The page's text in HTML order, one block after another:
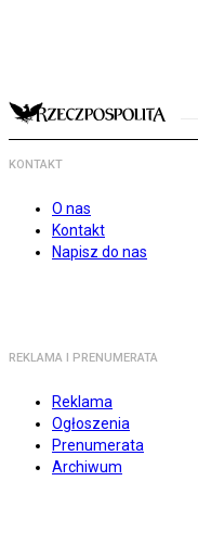
KONTAKT
O nas
Kontakt
Napisz do nas
REKLAMA I PRENUMERATA
Reklama
Ogłoszenia
Prenumerata
Archiwum